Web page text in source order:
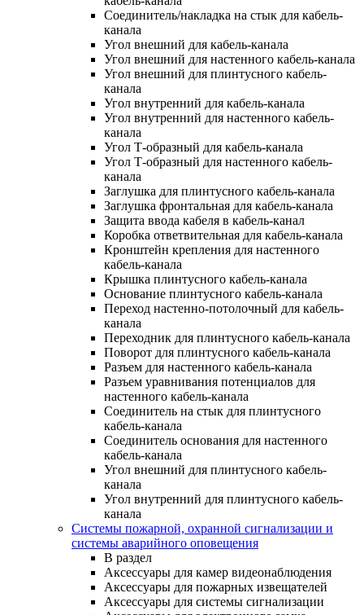
Соединитель/накладка на стык для кабель-
канала
Угол внешний для кабель-канала
Угол внешний для настенного кабель-канала
Угол внешний для плинтусного кабель-
канала
Угол внутренний для кабель-канала
Угол внутренний для настенного кабель-
канала
Угол Т-образный для кабель-канала
Угол Т-образный для настенного кабель-
канала
Заглушка для плинтусного кабель-канала
Заглушка фронтальная для кабель-канала
Защита ввода кабеля в кабель-канал
Коробка ответвительная для кабель-канала
Кронштейн крепления для настенного
кабель-канала
Крышка плинтусного кабель-канала
Основание плинтусного кабель-канала
Переход настенно-потолочный для кабель-
канала
Переходник для плинтусного кабель-канала
Поворот для плинтусного кабель-канала
Разъем для настенного кабель-канала
Разъем уравнивания потенциалов для
настенного кабель-канала
Соединитель на стык для плинтусного
кабель-канала
Соединитель основания для настенного
кабель-канала
Угол внешний для плинтусного кабель-
канала
Угол внутренний для плинтусного кабель-
канала
Системы пожарной, охранной сигнализации и
системы аварийного оповещения
В раздел
Аксессуары для камер видеонаблюдения
Аксессуары для пожарных извещателей
Аксессуары для системы сигнализации